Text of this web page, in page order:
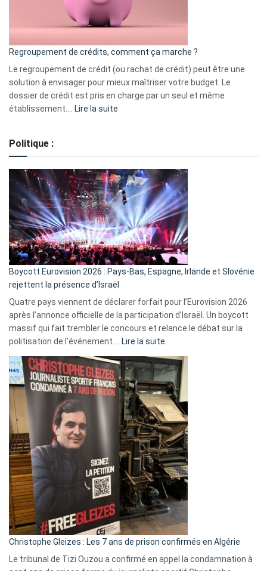
début
2023
Regroupement de crédits, comment ça marche ?
Le regroupement de crédit (ou rachat de crédit) peut être une
solution à envisager pour mieux maîtriser votre budget. Le
dossier de crédit est pris en charge par un seul et même
établissement.… Lire la suite
ça
marche
?
Politique :
Boycott Eurovision 2026 : Pays-Bas, Espagne, Irlande et Slovénie
rejettent la présence d’Israël
Quatre pays viennent de déclarer forfait pour l’Eurovision 2026
après l’annonce officielle de la participation d’Israël. Un boycott
massif qui fait trembler le concours et relance le débat sur la
politisation de l’événement.… Lire la suite
Boycott
Eurovision
2026
:
Pays-
Bas,
Espagne,
Irlande
et
Slovénie
rejettent
la
présence
d’Israël
Christophe Gleizes : Les 7 ans de prison confirmés en Algérie
Le tribunal de Tizi Ouzou a confirmé en appel la condamnation à